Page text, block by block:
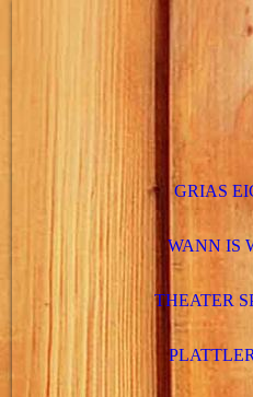
GRIAS
WANN IS
THEATER